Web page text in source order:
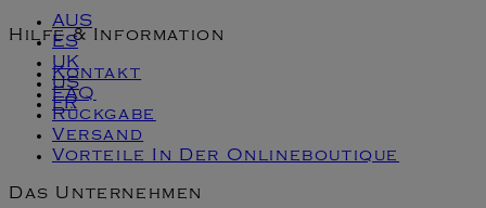
AUS
ES
UK
US
FR
Hilfe & Information
Kontakt
FAQ
Rückgabe
Versand
Vorteile In Der Onlineboutique
Das Unternehmen